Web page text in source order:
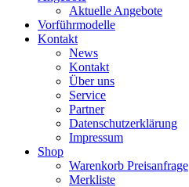
Aktuelle Angebote
Vorführmodelle
Kontakt
News
Kontakt
Über uns
Service
Partner
Datenschutzerklärung
Impressum
Shop
Warenkorb Preisanfrage
Merkliste